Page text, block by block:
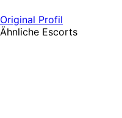
Original Profil
Ähnliche Escorts